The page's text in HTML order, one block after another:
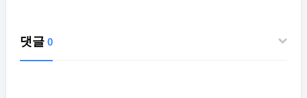
댓글 0